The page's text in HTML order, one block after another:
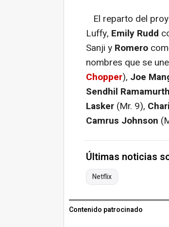
El reparto del
Luffy, Emily Rudd
Sanji y Romero
nombres que se
Chopper), Joe
Sendhil
Lasker (Mr. 9),
Camrus Johnson
Últimas noticias
Netflix
Contenido patrocinado